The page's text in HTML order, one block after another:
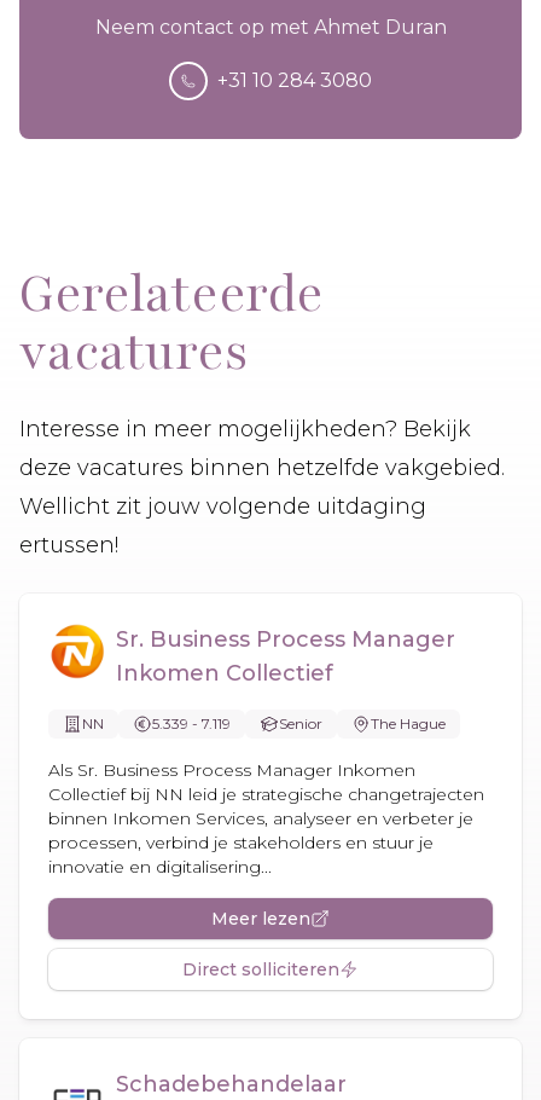
Neem contact op met Ahmet Duran
+31 10 284 3080
Gerelateerde
vacatures
Interesse in meer mogelijkheden? Bekijk
deze vacatures binnen hetzelfde vakgebied.
Wellicht zit jouw volgende uitdaging
ertussen!
Sr. Business Process Manager
Inkomen Collectief
NN 5.339 - 7.119 Senior The Hague
Als Sr. Business Process Manager Inkomen
Collectief bij NN leid je strategische changetrajecten
binnen Inkomen Services, analyseer en verbeter je
processen, verbind je stakeholders en stuur je
innovatie en digitalisering...
Meer lezen
Direct solliciteren
Schadebehandelaar